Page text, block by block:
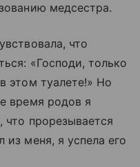
медсестра.
что
«Господи, только
этом туалете!» Но
время родов я
что прорезывается
меня, я успела его